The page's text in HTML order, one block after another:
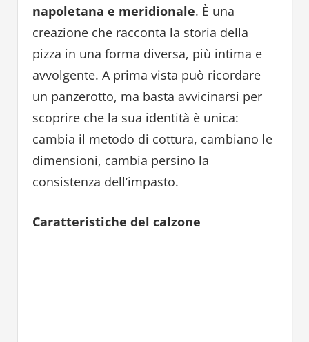
napoletana e meridionale. È una
creazione che racconta la storia della
pizza in una forma diversa, più intima e
avvolgente. A prima vista può ricordare
un panzerotto, ma basta avvicinarsi per
scoprire che la sua identità è unica:
cambia il metodo di cottura, cambiano le
dimensioni, cambia persino la
consistenza dell’impasto.
Caratteristiche del calzone